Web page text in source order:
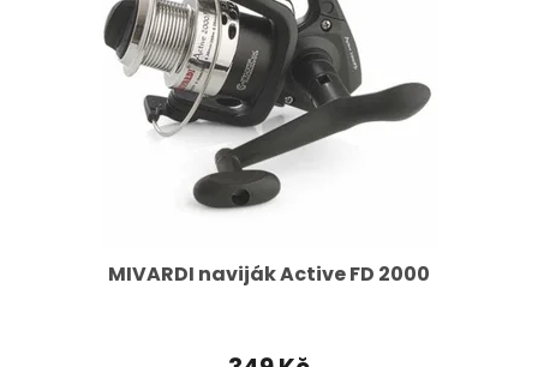
MIVARDI naviják Active FD 2000